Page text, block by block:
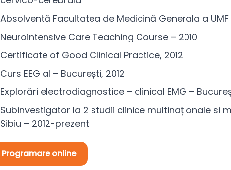
Absolventă Facultatea de Medicină Generala a UMF
Neurointensive Care Teaching Course – 2010
Certificate of Good Clinical Practice, 2012
Curs EEG al – București, 2012
Explorări electrodiagnostice – clinical EMG –
Subinvestigator la 2 studii clinice multinaționale si
Sibiu – 2012-prezent
Programare online